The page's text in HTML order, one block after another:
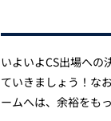
いよいよCS出場への
ていきましょう！な
ームへは、余裕をも